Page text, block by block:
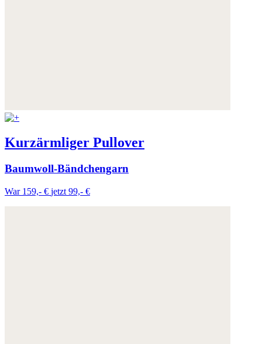
Kurzärmliger Pullover
Baumwoll-Bändchengarn
War 159,- € jetzt 99,- €